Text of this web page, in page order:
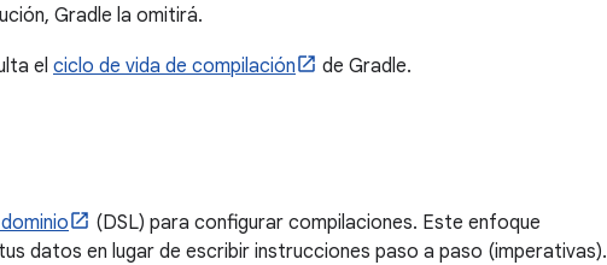
Gradle la omitirá.
el ciclo de vida de compilación de Gradle.
(DSL) para configurar compilaciones. Este enfoque
datos en lugar de escribir instrucciones paso a paso (imperativas).